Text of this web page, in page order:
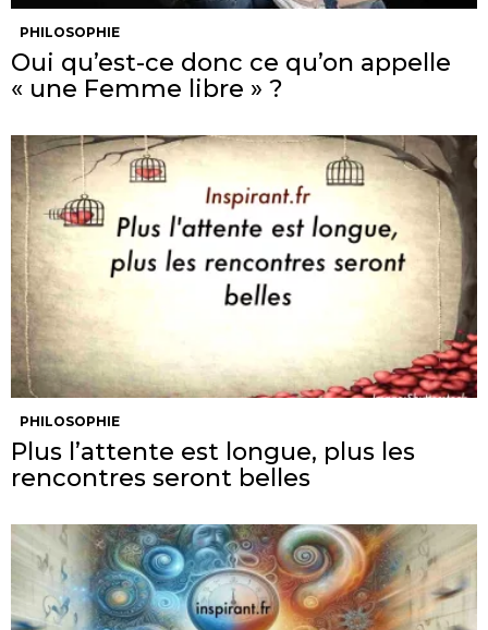
PHILOSOPHIE
Oui qu’est-ce donc ce qu’on appelle
« une Femme libre » ?
PHILOSOPHIE
Plus l’attente est longue, plus les
rencontres seront belles